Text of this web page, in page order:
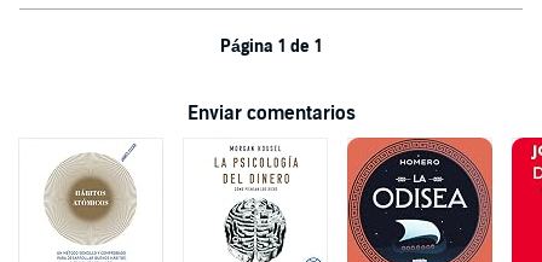
Página 1 de 1
Enviar comentarios